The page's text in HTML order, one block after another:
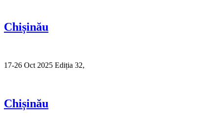
Chișinău
17-26 Oct 2025 Ediția 32,
Chișinău